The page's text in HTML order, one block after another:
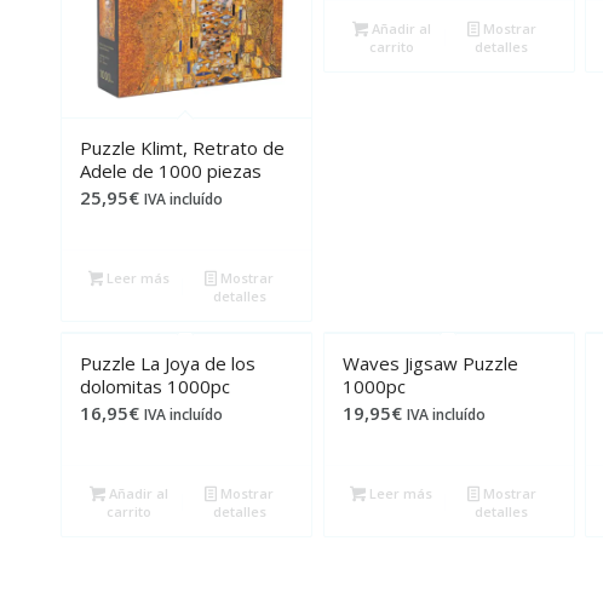
Puzzle Klimt, Retrato de
Adele de 1000 piezas
25,95€ IVA incluído
Leer más
Mostrar
detalles
Añadir al
carrito
Mostrar
detalles
Puzzle La Joya de los
dolomitas 1000pc
16,95€ IVA incluído
Añadir al
carrito
Mostrar
detalles
Waves Jigsaw Puzzle
1000pc
19,95€ IVA incluído
Leer más
Mostrar
detalles